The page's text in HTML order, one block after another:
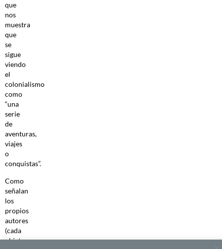
que
nos
muestra
que
se
sigue
viendo
el
colonialismo
como
“una
serie
de
aventuras,
viajes
o
conquistas”.
Como
señalan
los
propios
autores
(cada
objeto